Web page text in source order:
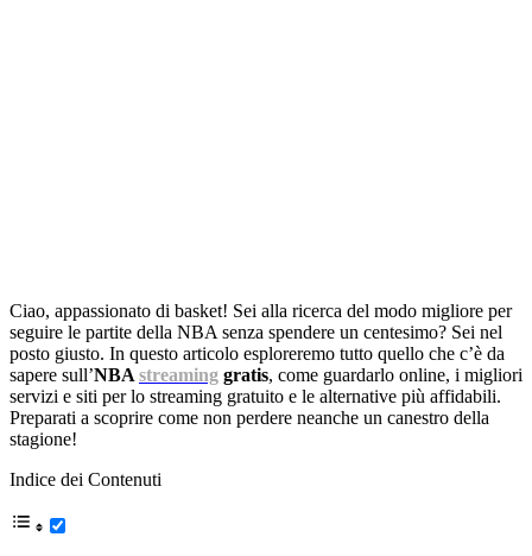
Ciao, appassionato di basket! Sei alla ricerca del modo migliore per
seguire le partite della NBA senza spendere un centesimo? Sei nel
posto giusto. In questo articolo esploreremo tutto quello che c’è da
sapere sull’NBA streaming gratis, come guardarlo online, i migliori
servizi e siti per lo streaming gratuito e le alternative più affidabili.
Preparati a scoprire come non perdere neanche un canestro della
stagione!
Indice dei Contenuti